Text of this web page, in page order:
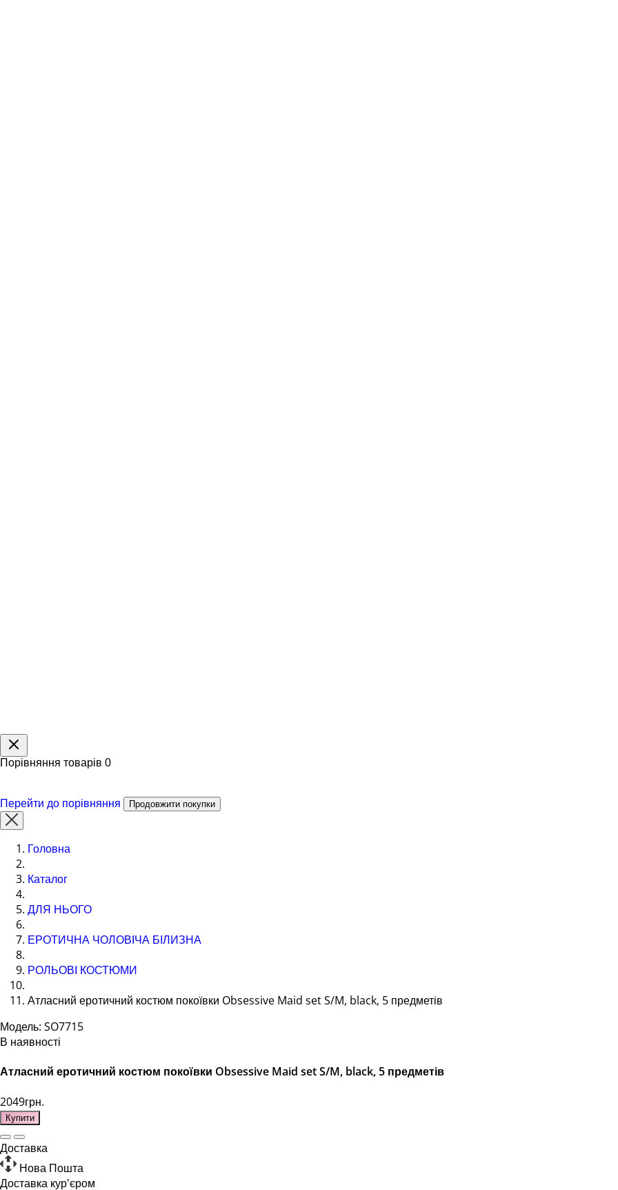
Порівняння товарів 0
Перейти до порівняння Продовжити покупки
Головна
Каталог
ДЛЯ НЬОГО
ЕРОТИЧНА ЧОЛОВІЧА БІЛИЗНА
РОЛЬОВІ КОСТЮМИ
Атласний еротичний костюм покоївки Obsessive Maid set S/M, black, 5 предметів
Модель: SO7715
В наявності
Атласний еротичний костюм покоївки Obsessive Maid set S/M, black, 5 предметів
2049грн.
Купити
Доставка
Нова Пошта
Доставка кур'єром